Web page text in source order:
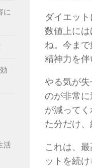
ダイエッ
数値上に
ね。今ま
精神力を
やる気が
のが非常
が減って
た分だけ、
これは、
ットを続
に
活